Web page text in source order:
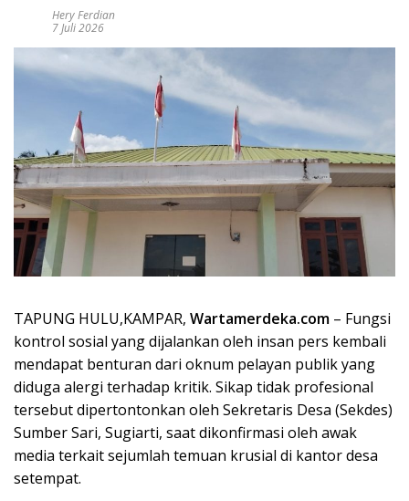
Hery Ferdian
7 Juli 2026
TAPUNG HULU,KAMPAR, Wartamerdeka.com – Fungsi
kontrol sosial yang dijalankan oleh insan pers kembali
mendapat benturan dari oknum pelayan publik yang
diduga alergi terhadap kritik. Sikap tidak profesional
tersebut dipertontonkan oleh Sekretaris Desa (Sekdes)
Sumber Sari, Sugiarti, saat dikonfirmasi oleh awak
media terkait sejumlah temuan krusial di kantor desa
setempat.